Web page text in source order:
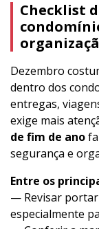
Checklist
Dezembro
dentro dos
entregas,
exige mais
de fim de ano
segurança e
Entre os
— Revisar
especialmente